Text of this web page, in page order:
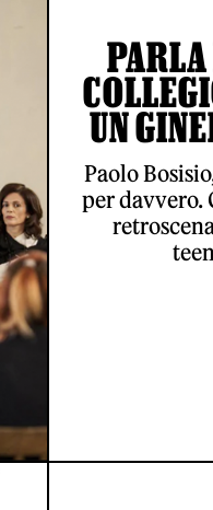
UN
Paolo
per davvero.